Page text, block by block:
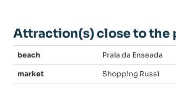
Attraction(s) close to the
beach Praia da Enseada
market Shopping Russi